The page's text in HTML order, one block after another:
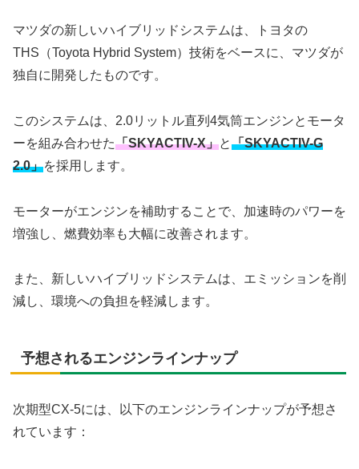
マツダの新しいハイブリッドシステムは、トヨタの
THS（Toyota Hybrid System）技術をベースに、マツダが
独自に開発したものです。
このシステムは、2.0リットル直列4気筒エンジンとモータ
ーを組み合わせた「SKYACTIV-X」と「SKYACTIV-G
2.0」を採用します。
モーターがエンジンを補助することで、加速時のパワーを
増強し、燃費効率も大幅に改善されます。
また、新しいハイブリッドシステムは、エミッションを削
減し、環境への負担を軽減します。
予想されるエンジンラインナップ
次期型CX-5には、以下のエンジンラインナップが予想さ
れています：